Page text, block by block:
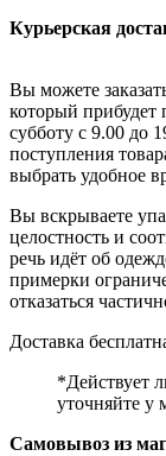
Курьерская
Вы можете
который прибудет
субботу с 9.00 до
поступления
выбрать удобное
Вы вскрываете
целостность и
речь идёт об
примерки
отказаться
Доставка
*Действует
уточняйте у
Самовывоз из